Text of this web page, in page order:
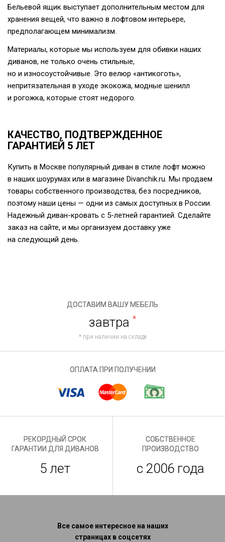
Бельевой ящик выступает дополнительным местом для
хранения вещей, что важно в лофтовом интерьере,
предполагающем минимализм.
Материалы, которые мы используем для обивки наших
диванов, не только очень стильные,
но и износоустойчивые. Это велюр «антикоготь»,
непритязательная в уходе экокожа, модные шенилл
и рогожка, которые стоят недорого.
КАЧЕСТВО, ПОДТВЕРЖДЕННОЕ
ГАРАНТИЕЙ 5 ЛЕТ
Купить в Москве популярный диван в стиле лофт можно
в наших шоурумах или в магазине Divanchik.ru. Мы продаем
товары собственного производства, без посредников,
поэтому наши цены — одни из самых доступных в России.
Надежный диван-кровать с 5-летней гарантией. Сделайте
заказ на сайте, и мы организуем доставку уже
на следующий день.
ДОСТАВИМ ВАШУ МЕБЕЛЬ
завтра *
* при наличии на складе
ОПЛАТА ПРИ ПОЛУЧЕНИИ
РЕКОРДНЫЙ СРОК
ГАРАНТИИ ДЛЯ ДИВАНОВ
5 лет
СОБСТВЕННОЕ
ПРОИЗВОДСТВО
с 2006 года
Все самое интересное на наших
страницах в соцсетях